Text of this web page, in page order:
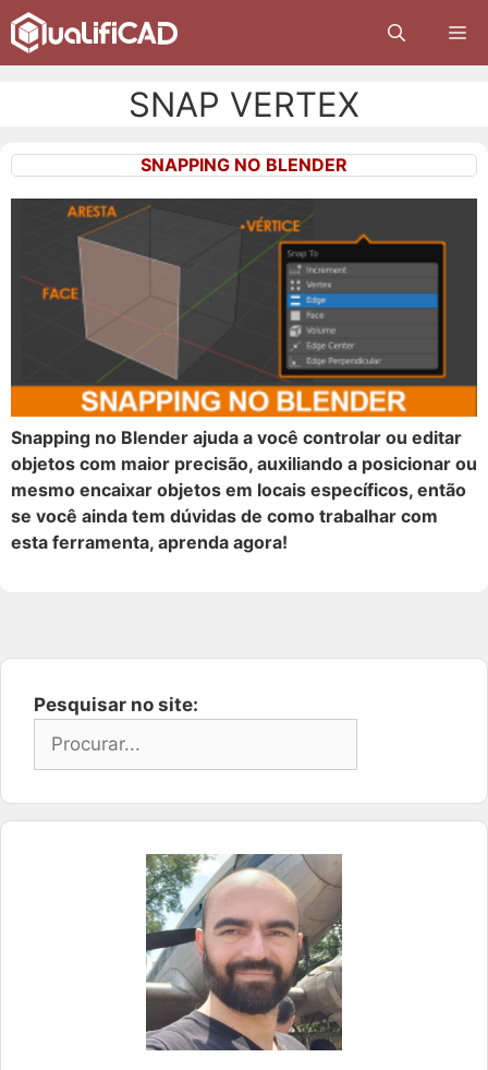
Pular
para
o
SNAP VERTEX
SNAPPING NO BLENDER
Snapping no Blender ajuda a você controlar ou editar
objetos com maior precisão, auxiliando a posicionar ou
mesmo encaixar objetos em locais específicos, então
se você ainda tem dúvidas de como trabalhar com
esta ferramenta, aprenda agora!
Pesquisar no site: